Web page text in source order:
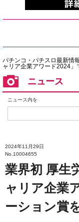
パチンコ・パチスロ最新情
ャリア企業アワード2024
ニュース
ニュース内を
2024年11月29日
No.10004655
業界初 厚生
ャリア企業
ーション賞